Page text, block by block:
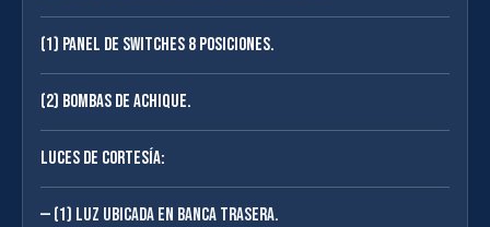
(1) Panel de Switches 8 posiciones.
(2) Bombas de achique.
Luces de cortesía:
(1) Luz ubicada en banca trasera.